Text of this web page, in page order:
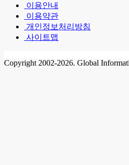
이용안내
이용약관
개인정보처리방침
사이트맵
Copyright 2002-2026. Global